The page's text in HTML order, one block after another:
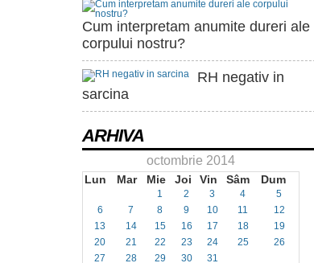
Cum interpretam anumite dureri ale
corpului nostru?
RH negativ in
sarcina
ARHIVA
octombrie 2014
Lun Mar Mie Joi Vin Sâm Dum
1 2 3 4
5
6
7 8 9 10 11
12
13
14 15 16 17 18
19
20
21 22 23 24 25
26
27
28 29 30 31